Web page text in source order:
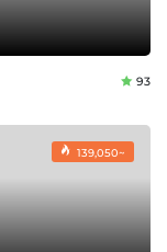
93
139,050~